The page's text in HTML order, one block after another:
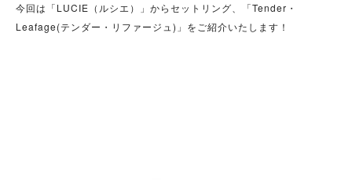
今回は「LUCIE（ルシエ）」からセットリング、「Tender・
Leafage(テンダー・リファージュ)」をご紹介いたします！